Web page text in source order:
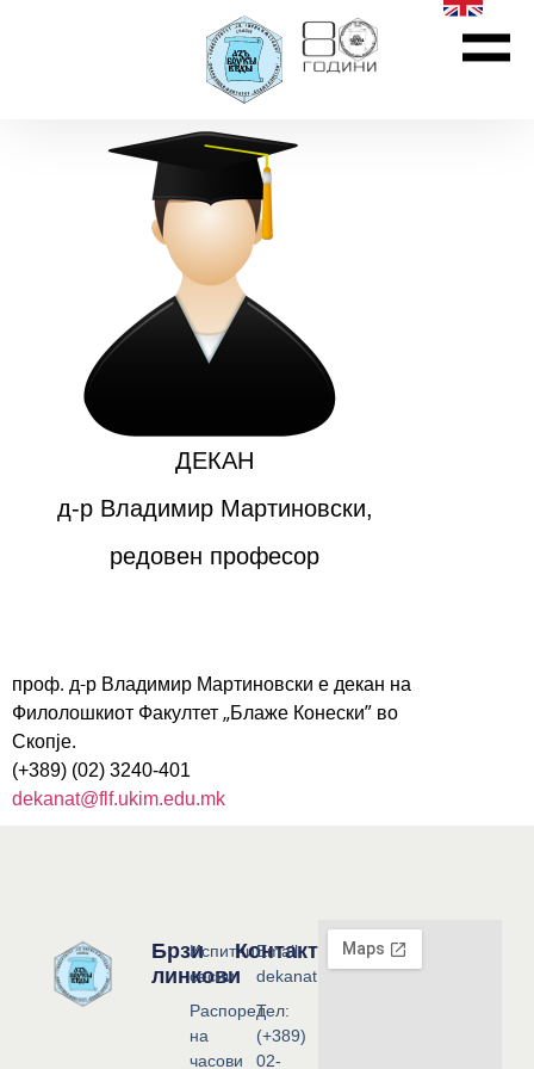
ДЕКАН
д-р Владимир Мартиновски,
редовен професор
проф. д-р Владимир Мартиновски е декан на
Филолошкиот Факултет „Блаже Конески” во
Скопје.
(+389) (02) 3240-401
dekanat@flf.ukim.edu.mk
Брзи
линкови
Испитни
сесии
Распоред
на
часови
Контакт
Email:
dekanat@flf.ukim.edu.mk
Тел:
(+389)
02-